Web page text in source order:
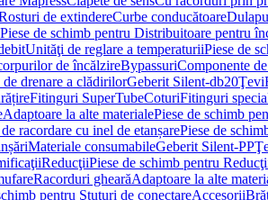
de extindereCurbe conducătoare
Piese de schimb pentru Distribuitoare pentru
Unităţi de reglare a temperaturiiPiese de
de încălzireBypassuriComponente
de drenare a clădirilorGeberit Silent-db20Ţevi
Fitinguri SuperTubeCoturiFitinguri
Adaptoare la alte materialePiese de schimb
racordare cu inel de etanșarePiese de
Materiale consumabileGeberit Silent-PP
ReducţiiPiese de schimb pentru
Racorduri ghearăAdaptoare la alte
pentru Ştuţuri de conectareAccesorii